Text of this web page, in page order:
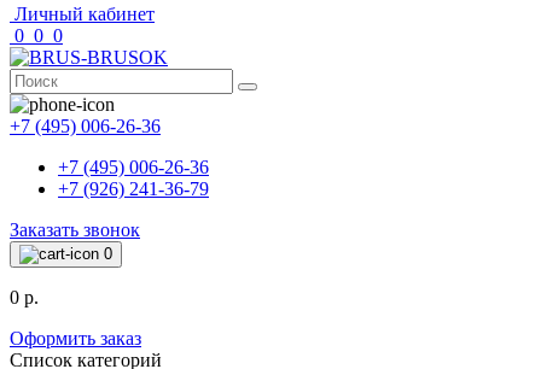
Личный кабинет
0 0 0
+7 (495) 006-26-36
+7 (495) 006-26-36
+7 (926) 241-36-79
Заказать звонок
0
0 р.
Оформить заказ
Список категорий